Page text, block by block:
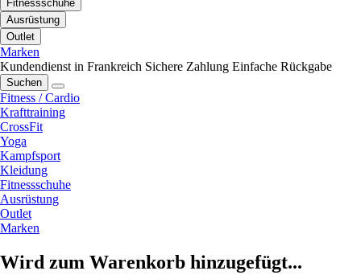
Fitnessschuhe
Ausrüstung
Outlet
Marken
Kundendienst in Frankreich Sichere Zahlung Einfache Rückgabe
Suchen
Fitness / Cardio
Krafttraining
CrossFit
Yoga
Kampfsport
Kleidung
Fitnessschuhe
Ausrüstung
Outlet
Marken
Wird zum Warenkorb hinzugefügt...